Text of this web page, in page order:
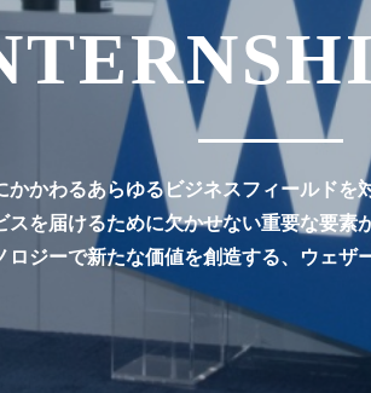
かわるあらゆるビジネスフィールド
を届けるために欠かせない重要な要
ジーで新たな価値を創造する、ウェザ